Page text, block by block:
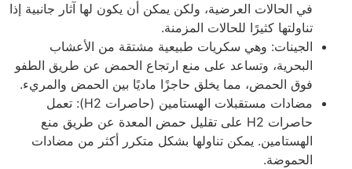
في الحالات العرضية، ولكن يمكن أن يكون لها آثار جانبية إذا
تناولتها كثيرًا للحالات المزمنة.
الجينات: وهي سكريات طبيعية مشتقة من الأعشاب
البحرية، وتساعد على منع ارتجاع الحمض عن طريق الطفو
فوق الحمض، مما يخلق حاجزًا ماديًا بين الحمض والمريء.
مضادات مستقبلات الهستامين (حاصرات H2): تعمل
حاصرات H2 على تقليل حمض المعدة عن طريق منع
الهستامين. يمكن تناولها بشكل متكرر أكثر من مضادات
الحموضة.